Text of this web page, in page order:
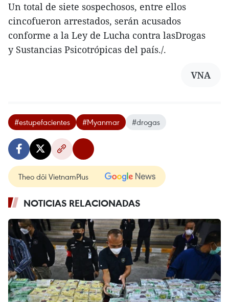
Un total de siete sospechosos, entre ellos
cincofueron arrestados, serán acusados
conforme a la Ley de Lucha contra lasDrogas
y Sustancias Psicotrópicas del país./.
VNA
#estupefacientes #Myanmar #drogas
Theo dõi VietnamPlus
NOTICIAS RELACIONADAS